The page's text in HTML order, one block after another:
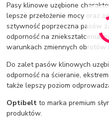
Pasy klinowe uzębione
lepsze przełożenie mocy oraz
sztywność poprzeczna pasów
odporność na zniekształcenia,
warunkach zmiennych obrotów
Do zalet pasów klinowych
odporność na ścieranie,
także lepszy poziom
Optibelt to marka premium
produktów.